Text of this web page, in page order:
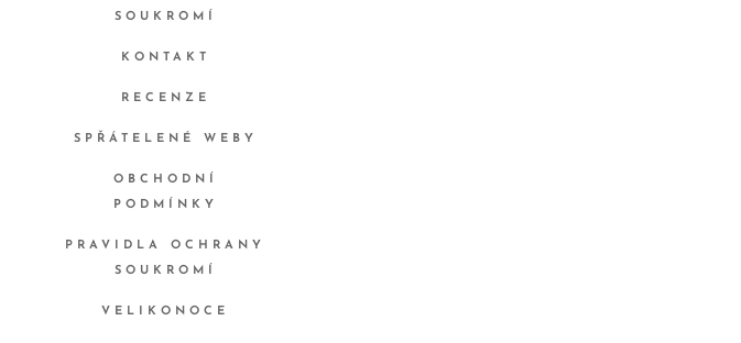
SOUKROMÍ
KONTAKT
RECENZE
SPŘÁTELENÉ WEBY
OBCHODNÍ
PODMÍNKY
PRAVIDLA OCHRANY
SOUKROMÍ
VELIKONOCE